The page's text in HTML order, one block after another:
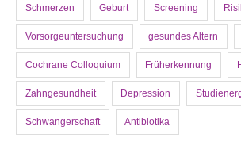
Schmerzen Geburt Screening
Vorsorgeuntersuchung gesundes Altern
Cochrane Colloquium Früherkennung
Zahngesundheit Depression
Schwangerschaft Antibiotika